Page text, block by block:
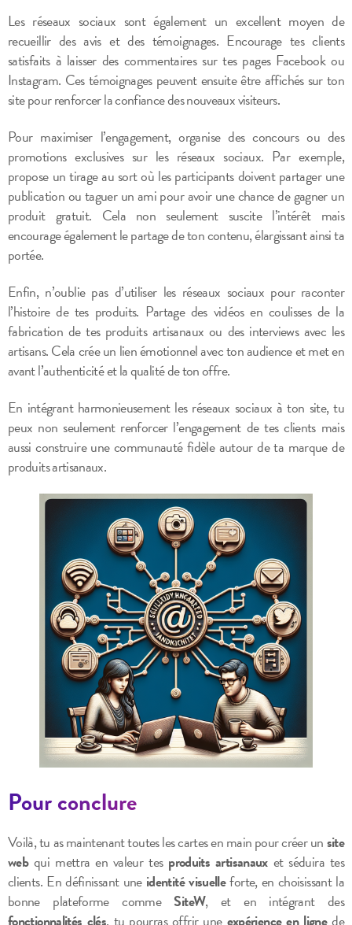
Les réseaux sociaux sont également un excellent moyen de
recueillir des avis et des témoignages. Encourage tes clients
satisfaits à laisser des commentaires sur tes pages Facebook ou
Instagram. Ces témoignages peuvent ensuite être affichés sur ton
site pour renforcer la confiance des nouveaux visiteurs.
Pour maximiser l’engagement, organise des concours ou des
promotions exclusives sur les réseaux sociaux. Par exemple,
propose un tirage au sort où les participants doivent partager une
publication ou taguer un ami pour avoir une chance de gagner un
produit gratuit. Cela non seulement suscite l’intérêt mais
encourage également le partage de ton contenu, élargissant ainsi ta
portée.
Enfin, n’oublie pas d’utiliser les réseaux sociaux pour raconter
l’histoire de tes produits. Partage des vidéos en coulisses de la
fabrication de tes produits artisanaux ou des interviews avec les
artisans. Cela crée un lien émotionnel avec ton audience et met en
avant l’authenticité et la qualité de ton offre.
En intégrant harmonieusement les réseaux sociaux à ton site, tu
peux non seulement renforcer l’engagement de tes clients mais
aussi construire une communauté fidèle autour de ta marque de
produits artisanaux.
Pour conclure
Voilà, tu as maintenant toutes les cartes en main pour créer unsite
webqui mettra en valeur tes produits artisanauxet séduira tes
clients. En définissant une identité visuelleforte, en choisissant la
bonne plateforme comme SiteW, et en intégrant des
fonctionnalités clés, tu pourras offrir une expérience en lignede